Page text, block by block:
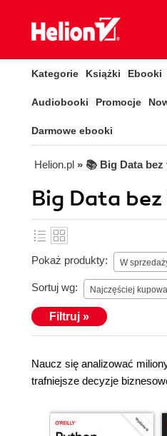
Kategorie Książki Ebooki
Audiobooki Promocje
Darmowe ebooki
Helion.pl » 📚 Big Data bez
Big Data
Pokaż produkty: W
Sortuj wg: Najczęściej
Filtruj »
Naucz się analizować
trafniejsze decyzje